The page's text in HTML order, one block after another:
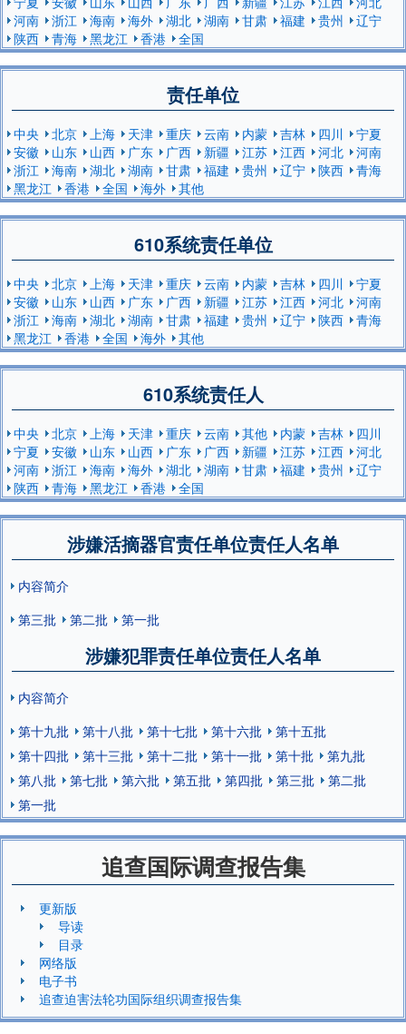
河南
浙江 海南 海外 湖北 湖南 甘肃 福建 贵州
辽宁
陕西
青海 黑龙江 香港 全国
责任单位
中央 北京 上海 天津 重庆 云南 内蒙 吉林 四川
宁夏
安徽
山东 山西 广东 广西 新疆 江苏 江西 河北
河南
浙江
海南 湖北 湖南 甘肃 福建 贵州 辽宁 陕西
青海
黑龙江
香港 全国 海外 其他
610系统责任单位
中央 北京 上海 天津 重庆 云南 内蒙 吉林 四川
宁夏
安徽
山东 山西 广东 广西 新疆 江苏 江西 河北
河南
浙江
海南 湖北 湖南 甘肃 福建 贵州 辽宁 陕西
青海
黑龙江
香港 全国 海外 其他
610系统责任人
中央 北京 上海 天津 重庆 云南 其他 内蒙 吉林
四川
宁夏
安徽 山东 山西 广东 广西 新疆 江苏 江西
河北
河南
浙江 海南 海外 湖北 湖南 甘肃 福建 贵州
辽宁
陕西
青海 黑龙江 香港 全国
涉嫌活摘器官责任单位责任人名单
内容简介
第三批
第二批 第一批
涉嫌犯罪责任单位责任人名单
内容简介
第十九批
第十八批 第十七批 第十六批
第十五批
第十四批
第十三批 第十二批 第十一批 第十批
第九批
第八批
第七批 第六批 第五批 第四批 第三批
第二批
第一批
追查国际调查报告集
更新版
导读
目录
网络版
电子书
追查迫害法轮功国际组织调查报告集